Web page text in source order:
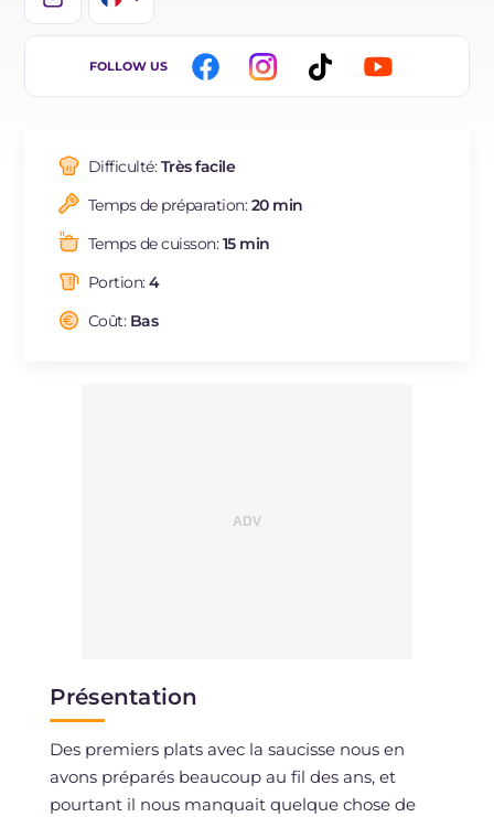
IT
BR
DE
NL
FOLLOW US
Difficulté:Très facile
Temps de préparation:20 min
Temps de cuisson:15 min
Portion:4
Coût: Bas
Présentation
Des premiers plats avec la saucisse nous en
avons préparés beaucoup au fil des ans, et
pourtant il nous manquait quelque chose de